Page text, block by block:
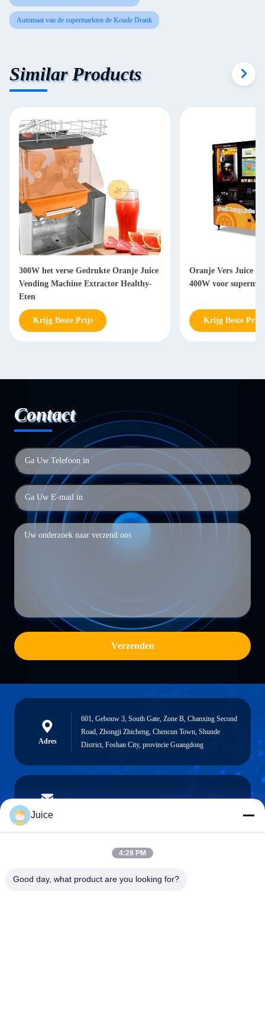
Automaat van de supermarkten de Koude Drank
Similar Products
300W het verse Gedrukte Oranje Juice
Vending Machine Extractor Healthy-
Eten
Krijg Beste Prijs
Oranje Vers Juice
400W voor
Krijg Beste Prijs
Contact
Verzenden
Adres
601, Gebouw 3, South Gate, Zone B, Chanxing Second
Road, Zhongji Zhicheng, Chencun Town, Shunde
District, Foshan City, provincie Guangdong
E-mailen
Telefoon
Juice
4:28 PM
Good day, what product are you looking for?